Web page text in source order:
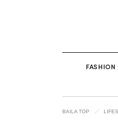
FASHION
BAILA TOP